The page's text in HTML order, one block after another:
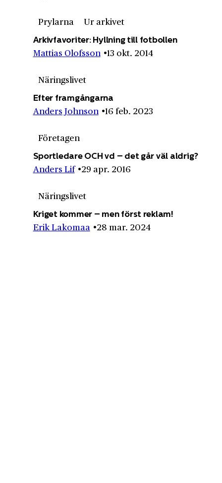
Prylarna Ur arkivet
Arkivfavoriter: Hyllning till fotbollen
Mattias Olofsson 13 okt. 2014
Näringslivet
Efter framgångarna
Anders Johnson 16 feb. 2023
Företagen
Sportledare OCH vd – det går väl aldrig?
Anders Lif 29 apr. 2016
Näringslivet
Kriget kommer – men först reklam!
Erik Lakomaa 28 mar. 2024